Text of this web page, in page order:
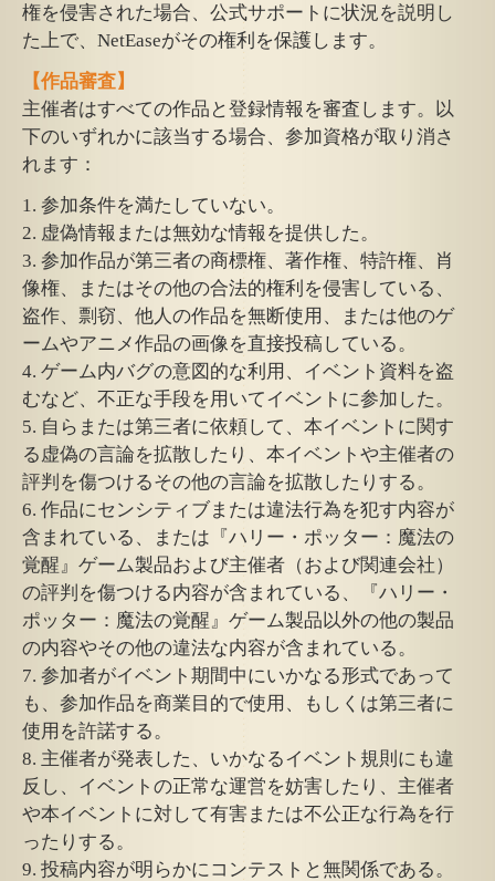
権を侵害された場合、公式サポートに状況を説明し
た上で、NetEaseがその権利を保護します。
【作品審査】
主催者はすべての作品と登録情報を審査します。以
下のいずれかに該当する場合、参加資格が取り消さ
れます：
1. 参加条件を満たしていない。
2. 虚偽情報または無効な情報を提供した。
3. 参加作品が第三者の商標権、著作権、特許権、肖
像権、またはその他の合法的権利を侵害している、
盗作、剽窃、他人の作品を無断使用、または他のゲ
ームやアニメ作品の画像を直接投稿している。
4. ゲーム内バグの意図的な利用、イベント資料を盗
むなど、不正な手段を用いてイベントに参加した。
5. 自らまたは第三者に依頼して、本イベントに関す
る虚偽の言論を拡散したり、本イベントや主催者の
評判を傷つけるその他の言論を拡散したりする。
6. 作品にセンシティブまたは違法行為を犯す内容が
含まれている、または『ハリー・ポッター：魔法の
覚醒』ゲーム製品および主催者（および関連会社）
の評判を傷つける内容が含まれている、『ハリー・
ポッター：魔法の覚醒』ゲーム製品以外の他の製品
の内容やその他の違法な内容が含まれている。
7. 参加者がイベント期間中にいかなる形式であって
も、参加作品を商業目的で使用、もしくは第三者に
使用を許諾する。
8. 主催者が発表した、いかなるイベント規則にも違
反し、イベントの正常な運営を妨害したり、主催者
や本イベントに対して有害または不公正な行為を行
ったりする。
9. 投稿内容が明らかにコンテストと無関係である。